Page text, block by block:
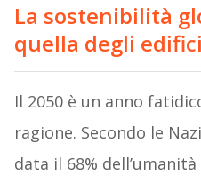
La sostenibilità
quella degli edifici
Il 2050 è un anno
ragione. Secondo le
data il 68%